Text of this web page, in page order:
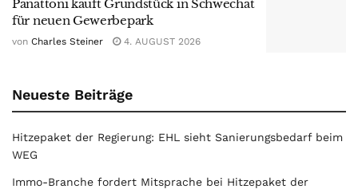
Panattoni kauft Grundstück in Schwechat
für neuen Gewerbepark
von Charles Steiner 4. AUGUST 2026
Neueste Beiträge
Hitzepaket der Regierung: EHL sieht Sanierungsbedarf beim
WEG
Immo-Branche fordert Mitsprache bei Hitzepaket der